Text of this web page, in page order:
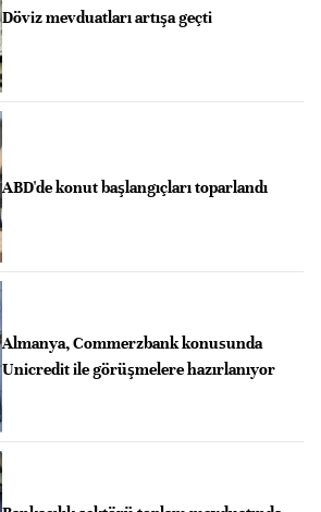
Döviz mevduatları artışa geçti
ABD'de konut başlangıçları toparlandı
Almanya, Commerzbank konusunda
Unicredit ile görüşmelere hazırlanıyor